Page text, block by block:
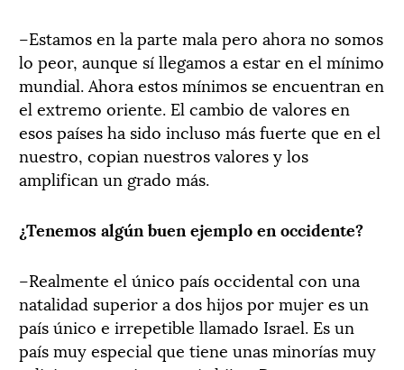
–Estamos en la parte mala pero ahora no somos
lo peor, aunque sí llegamos a estar en el mínimo
mundial. Ahora estos mínimos se encuentran en
el extremo oriente. El cambio de valores en
esos países ha sido incluso más fuerte que en el
nuestro, copian nuestros valores y los
amplifican un grado más.
¿Tenemos algún buen ejemplo en occidente?
–Realmente el único país occidental con una
natalidad superior a dos hijos por mujer es un
país único e irrepetible llamado Israel. Es un
país muy especial que tiene unas minorías muy